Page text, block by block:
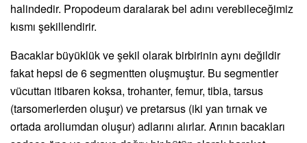
halindedir. Propodeum daralarak bel adını verebileceğimiz
kısmı şekillendirir.
Bacaklar büyüklük ve şekil olarak birbirinin aynı değildir
fakat hepsi de 6 segmentten oluşmuştur. Bu segmentler
vücuttan itibaren koksa, trohanter, femur, tibia, tarsus
(tarsomerlerden oluşur) ve pretarsus (iki yan tırnak ve
ortada aroliumdan oluşur) adlarını alırlar. Arının bacakları